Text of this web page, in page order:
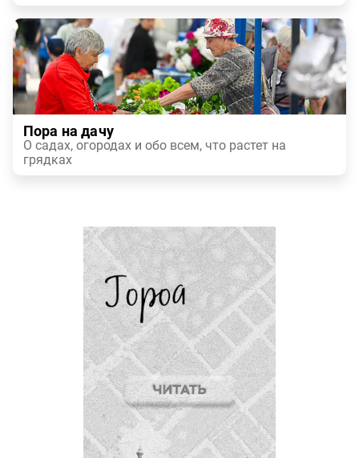
Пора на дачу
О садах, огородах и обо всем, что растет на
грядках